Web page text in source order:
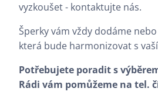
vyzkoušet - kontaktujte nás.
Šperky vám vždy dodáme
která bude harmonizovat s
Potřebujete poradit s
Rádi vám pomůžeme na tel.